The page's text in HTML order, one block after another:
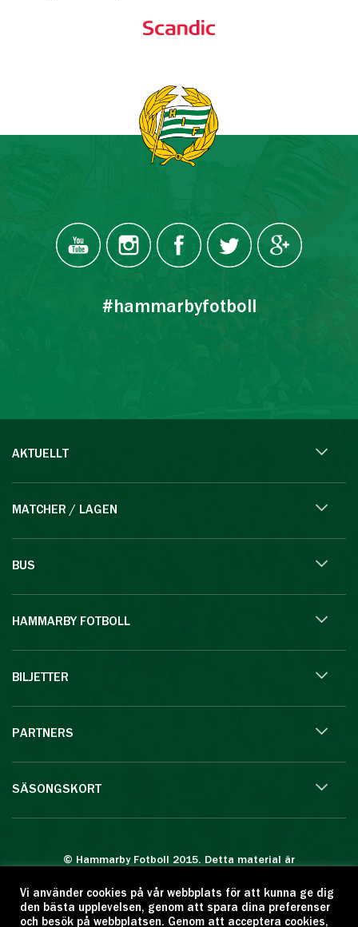
#hammarbyfotboll
AKTUELLT
MATCHER / LAGEN
BUS
HAMMARBY FOTBOLL
BILJETTER
PARTNERS
SÄSONGSKORT
© Hammarby Fotboll 2015. Detta material är
Eftertryck eller annan kopiering är förbjuden.
Citera oss gärna men ange källan:
Vi använder cookies på vår webbplats för att kunna ge dig
den bästa upplevelsen, genom att spara dina preferenser
och besök på webbplatsen. Genom att acceptera cookies,